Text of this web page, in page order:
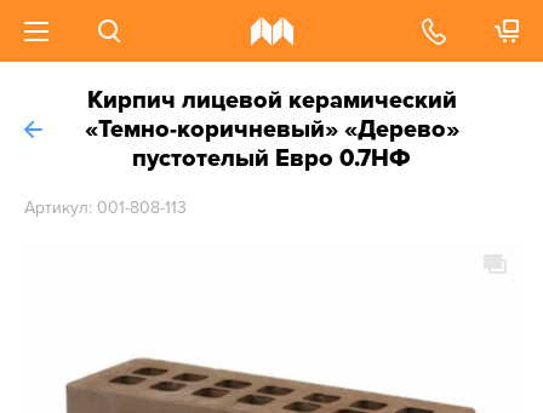
Кирпич лицевой керамический
«Темно-коричневый» «Дерево»
пустотелый Евро 0.7НФ
Артикул: 001-808-113